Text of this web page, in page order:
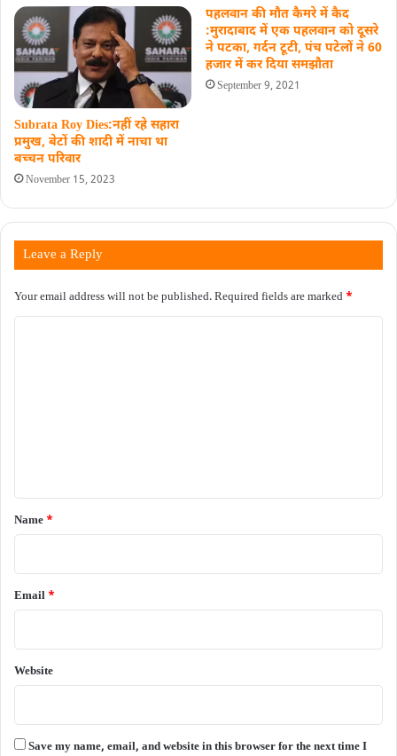
Subrata Roy Dies:नहीं रहे सहारा
प्रमुख, बेटों की शादी में नाचा था
बच्‍चन परिवार
November 15, 2023
पहलवान की मौत कैमरे में कैद
:मुरादाबाद में एक पहलवान को दूसरे
ने पटका, गर्दन टूटी, पंच पटेलों ने 60
हजार में कर दिया समझौता
September 9, 2021
Leave a Reply
Your email address will not be published.Required fields are marked *
*
Name *
Email *
Website
Save my name, email, and website in this browser for the next time I